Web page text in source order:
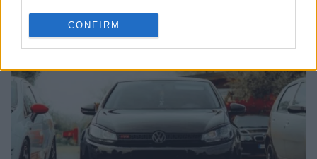
CONFIRM
Andrea Innocenti · 5 Ago 2026
NEWS